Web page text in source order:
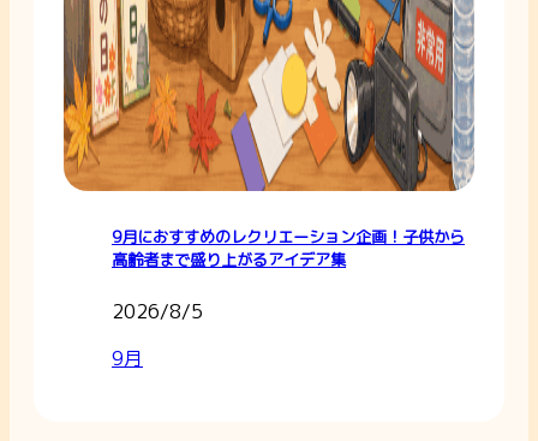
9月におすすめのレクリエーション企画！子供から
高齢者まで盛り上がるアイデア集
2026/8/5
9月